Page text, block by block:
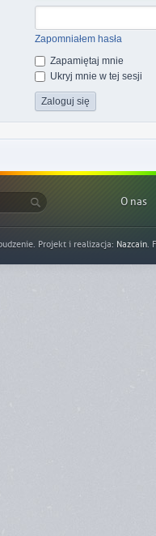
Zapomniałem hasła
Zapamiętaj mnie
Ukryj mnie w tej sesji
O nas
Projekt i realizacja: Nazcain.